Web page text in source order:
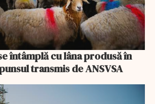
transmis de ANSVSA